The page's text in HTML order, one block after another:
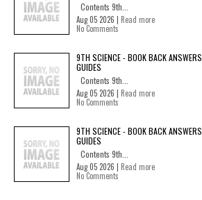
Contents 9th...
Aug 05 2026 | Read more
No Comments
9TH SCIENCE - BOOK BACK
GUIDES
Contents 9th...
Aug 05 2026 | Read more
No Comments
9TH SCIENCE - BOOK BACK
GUIDES
Contents 9th...
Aug 05 2026 | Read more
No Comments